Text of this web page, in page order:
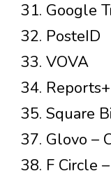
31. Google
32. PosteID
33. VOVA
34.
35. Square
37. Glovo –
38. F Circle